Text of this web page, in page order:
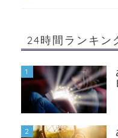
24時間ランキン
1
2